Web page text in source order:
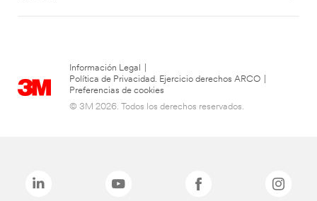
Información Legal
Política de Privacidad. Ejercicio derechos ARCO
Preferencias de cookies
© 3M 2026. Todos los derechos reservados.